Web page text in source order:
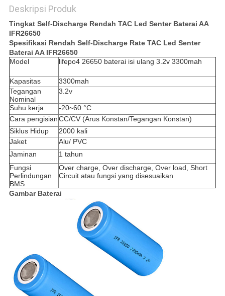
Deskripsi Produk
Tingkat Self-Discharge Rendah TAC Led Senter Baterai AA
IFR26650
Spesifikasi Rendah Self-Discharge Rate TAC Led Senter
Baterai AA IFR26650
Model
lifepo4 26650 baterai isi ulang 3.2v 3300mah
Kapasitas
3300mah
Tegangan
Nominal
3.2v
Suhu kerja
-20~60 °C
Cara pengisianCC/CV (Arus Konstan/Tegangan Konstan)
Siklus Hidup
2000 kali
Jaket
Alu/ PVC
Jaminan
1 tahun
Fungsi
Perlindungan
BMS
Over charge, Over discharge, Over load, Short
Circuit atau fungsi yang disesuaikan
Gambar Baterai